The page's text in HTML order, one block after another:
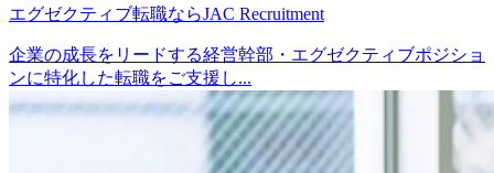
エグゼクティブ転職ならJAC Recruitment
企業の成長をリードする経営幹部・エグゼクティブポジショ
ンに特化した転職をご支援し...